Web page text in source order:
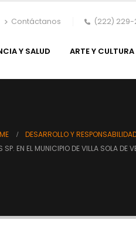
Contáctanos (222) 229-
Y SALUD ARTE Y CULTURA
DESARROLLO Y
SP. EN EL MUNICIPIO DE VILLA SOLA DE